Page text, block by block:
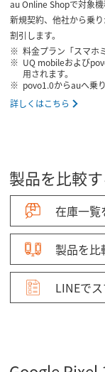
au Online Shopで対象機
新規契約、他社から乗
割引します。
料金プラン「スマホ
UQ mobileおよび
用されます。
povo1.0からauへ乗
詳しくはこちら
製品を比較
在庫一覧
製品を比
LINEで